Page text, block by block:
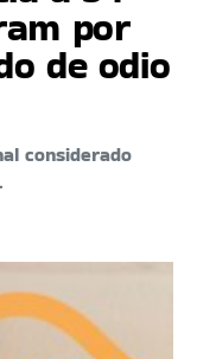
por
de odio
considerado